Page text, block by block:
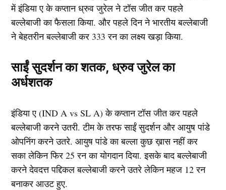
में इंडिया ए के कप्तान ध्रुव जुरेल ने टॉस जीत कर पहले
बल्लेबाजी का फैसला किया. और पहले दिन ने भारतीय बल्लेबाजी
ने बेहतरीन बल्लेबाजी कर 333 रन का लक्ष्य खड़ा किया.
साईं सुदर्शन का शतक, ध्रुव जुरेल का
अर्धशतक
इंडिया ए (IND A vs SL A) के कप्तान टॉस जीत कर पहले
बल्लेबाजी करने उतरी. टीम के तरफ साईं सुदर्शन और आयुष पांडे
ओपनिंग करने उतरे. आयुष पांडे का बल्ला कुछ ख़ास नहीं कर
सका लेकिन फिर 25 रन का योगदान दिया. इसके बाद बल्लेबाजी
करने देवदत्त पद्दिकल बल्लेबाजी करने उतरे लेकिन महज 12 रन
बनाकर आउट हुए.